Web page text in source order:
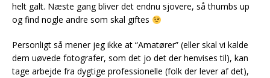
helt galt. Næste gang bliver det endnu sjovere, så thumbs up
og find nogle andre som skal giftes
Personligt så mener jeg ikke at “Amatører” (eller skal vi kalde
dem uøvede fotografer, som det jo det der henvises til), kan
tage arbejde fra dygtige professionelle (folk der lever af det),